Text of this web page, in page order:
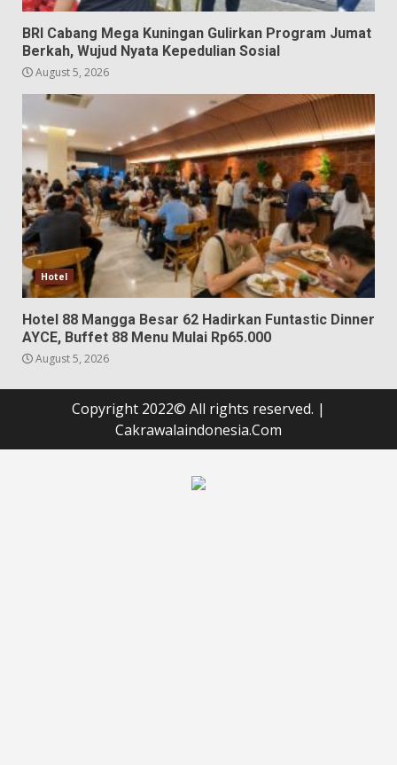
BRI Cabang Mega Kuningan Gulirkan Program Jumat
Berkah, Wujud Nyata Kepedulian Sosial
August 5, 2026
Hotel
Hotel 88 Mangga Besar 62 Hadirkan Funtastic Dinner
AYCE, Buffet 88 Menu Mulai Rp65.000
August 5, 2026
Copyright 2022© All rights reserved. |
Cakrawalaindonesia.Com